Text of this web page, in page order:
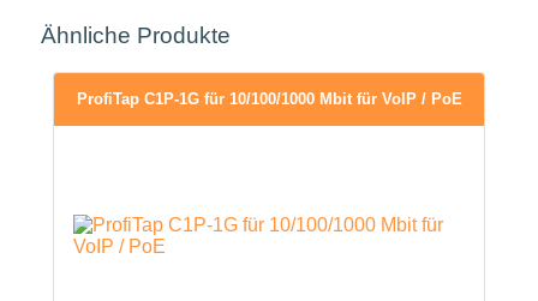
Ähnliche Produkte
ProfiTap C1P-1G für 10/100/1000 Mbit für VoIP / PoE